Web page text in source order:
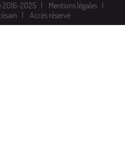
2016-2025
Mentions légales
Accès réservé